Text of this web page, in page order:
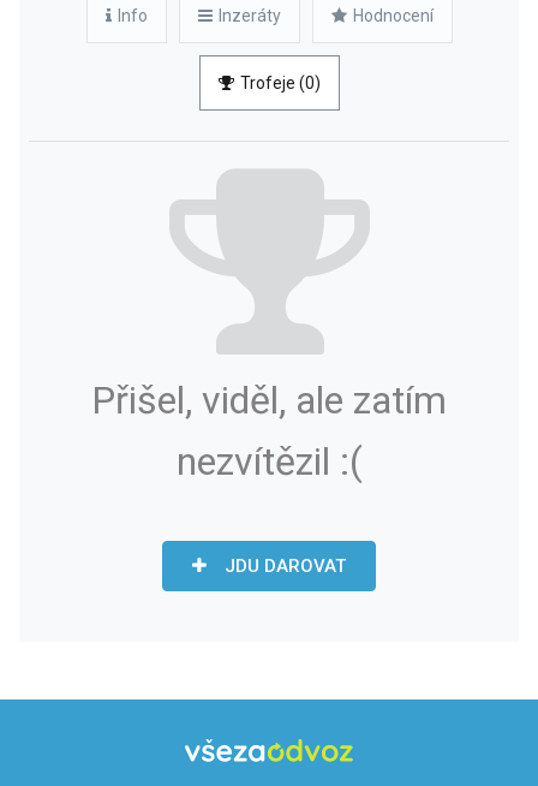
Info Inzeráty Hodnocení
Trofeje (0)
Přišel, viděl, ale zatím
nezvítězil :(
JDU DAROVAT